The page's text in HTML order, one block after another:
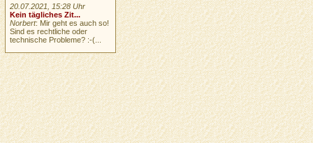
20.07.2021, 15:28 Uhr
Kein tägliches Zit...
Norbert: Mir geht es auch so!
Sind es rechtliche oder
technische Probleme? :-(...